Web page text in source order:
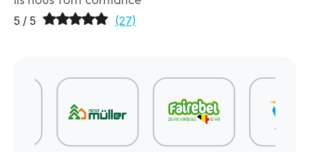
5 / 5 (27)